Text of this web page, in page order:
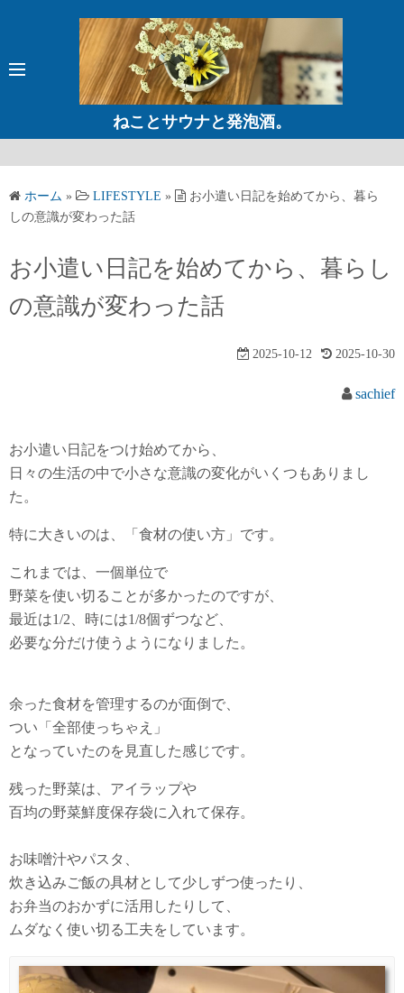
ン
ッ
プ
ねことサウナと発泡酒。
ホーム » LIFESTYLE »
お小遣い日記を始めてから、暮ら
しの意識が変わった話
お小遣い日記を始めてから、暮らし
の意識が変わった話
2025-10-12 2025-10-30
sachief
お小遣い日記をつけ始めてから、
日々の生活の中で小さな意識の変化がいくつもありまし
た。
特に大きいのは、「食材の使い方」です。
これまでは、一個単位で
野菜を使い切ることが多かったのですが、
最近は1/2、時には1/8個ずつなど、
必要な分だけ使うようになりました。
余った食材を管理するのが面倒で、
つい「全部使っちゃえ」
となっていたのを見直した感じです。
残った野菜は、アイラップや
百均の野菜鮮度保存袋に入れて保存。
お味噌汁やパスタ、
炊き込みご飯の具材として少しずつ使ったり、
お弁当のおかずに活用したりして、
ムダなく使い切る工夫をしています。